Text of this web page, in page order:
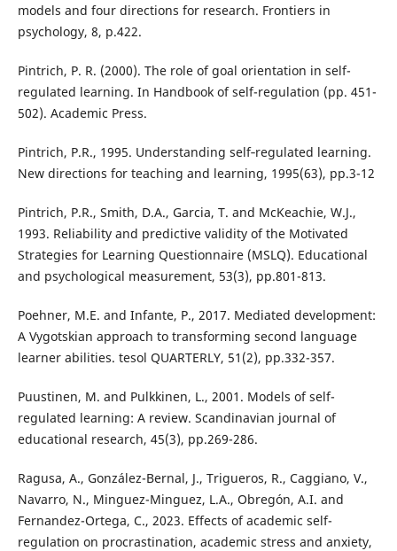
models and four directions for research. Frontiers in
psychology, 8, p.422.
Pintrich, P. R. (2000). The role of goal orientation in self-
regulated learning. In Handbook of self-regulation (pp. 451-
502). Academic Press.
Pintrich, P.R., 1995. Understanding self‐regulated learning.
New directions for teaching and learning, 1995(63), pp.3-12
Pintrich, P.R., Smith, D.A., Garcia, T. and McKeachie, W.J.,
1993. Reliability and predictive validity of the Motivated
Strategies for Learning Questionnaire (MSLQ). Educational
and psychological measurement, 53(3), pp.801-813.
Poehner, M.E. and Infante, P., 2017. Mediated development:
A Vygotskian approach to transforming second language
learner abilities. tesol QUARTERLY, 51(2), pp.332-357.
Puustinen, M. and Pulkkinen, L., 2001. Models of self-
regulated learning: A review. Scandinavian journal of
educational research, 45(3), pp.269-286.
Ragusa, A., González-Bernal, J., Trigueros, R., Caggiano, V.,
Navarro, N., Minguez-Minguez, L.A., Obregón, A.I. and
Fernandez-Ortega, C., 2023. Effects of academic self-
regulation on procrastination, academic stress and anxiety,